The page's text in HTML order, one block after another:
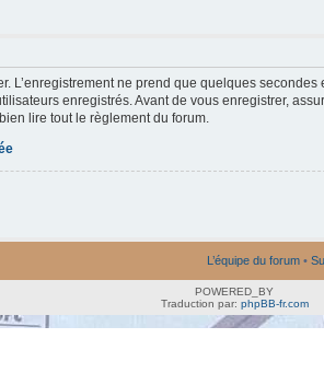
L’enregistrement ne prend que quelques
enregistrés. Avant de vous enregistrer,
lire tout le règlement du forum.
L’équipe du forum •
POWERED_BY
Traduction par: phpBB-fr.com